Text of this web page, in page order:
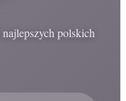
polskich